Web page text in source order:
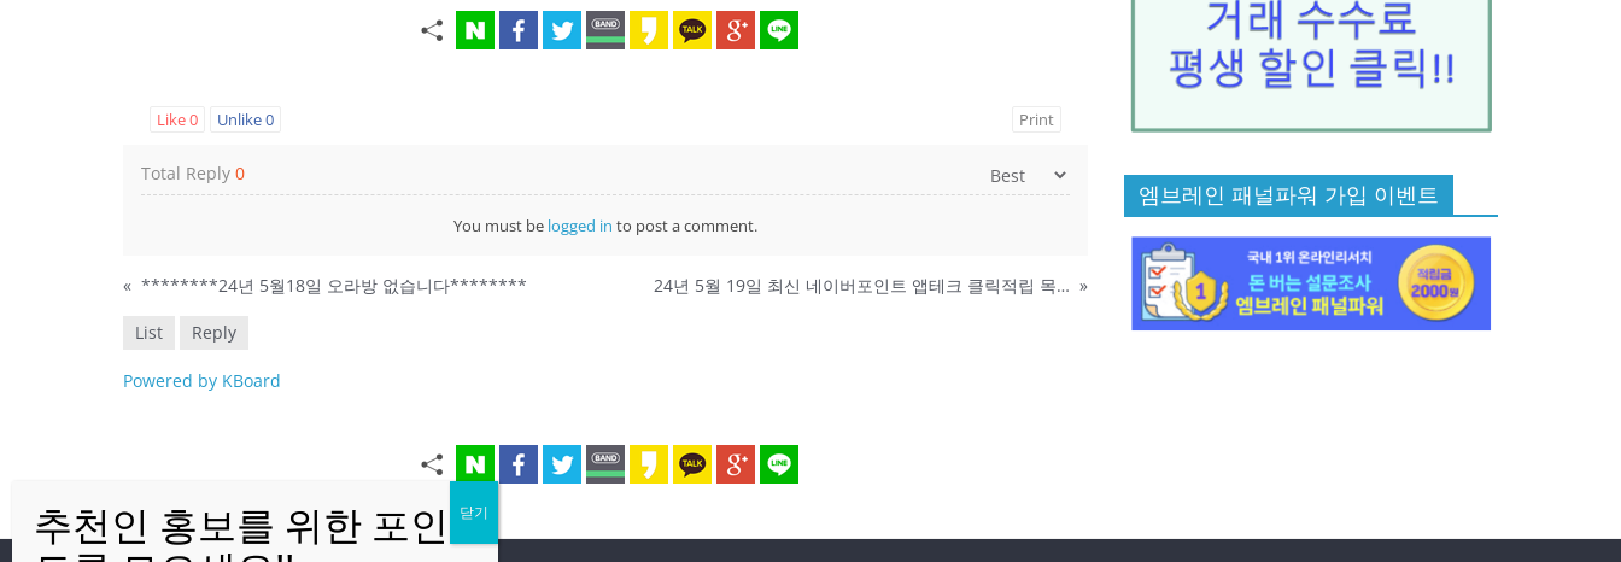
Like0 Unlike0 Print
Total Reply 0
You must be logged in to post a comment.
« ********24년 5월18일 오라방 없습니다******** 24년 5월 19일 최신 네이버포인트 앱테크 클릭적립 목록 »
List Reply
Powered by KBoard
엠브레인 패널파워 가입 이벤트